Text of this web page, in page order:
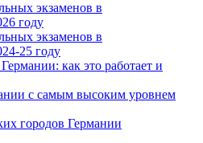
экзаменов в
году
экзаменов в
25 году
как это работает и
с самым высоким уровнем
городов Германии